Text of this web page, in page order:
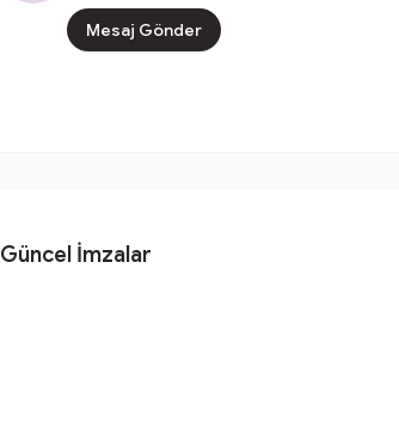
Mesaj Gönder
Güncel İmzalar